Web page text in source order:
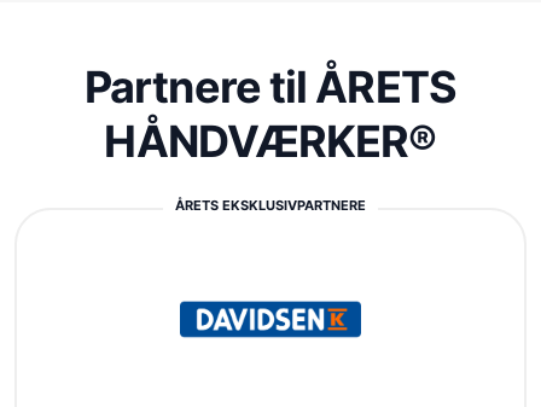
Partnere til ÅRETS
HÅNDVÆRKER®
ÅRETS EKSKLUSIVPARTNERE